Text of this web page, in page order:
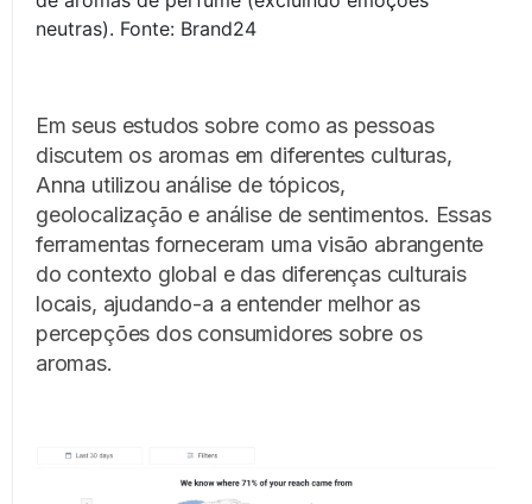
neutras). Fonte: Brand24
Em seus estudos sobre como as pessoas
discutem os aromas em diferentes culturas,
Anna utilizou análise de tópicos,
geolocalização e análise de sentimentos. Essas
ferramentas forneceram uma visão abrangente
do contexto global e das diferenças culturais
locais, ajudando-a a entender melhor as
percepções dos consumidores sobre os
aromas.